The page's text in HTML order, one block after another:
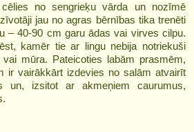
no sengrieķu vārda un nozīmē
jau no agras bērnības tika trenēti
– 40-90 cm garu ādas vai virves cilpu.
kamēr tie ar lingu nebija notriekuši
mūra. Pateicoties labām prasmēm,
ir vairākkārt izdevies no salām atvairīt
un, izsitot ar akmeņiem caurumus,